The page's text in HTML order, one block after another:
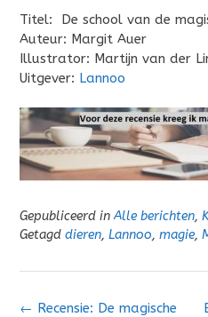
Titel: De school van de
Auteur: Margit Auer
Illustrator: Martijn van der
Uitgever: Lannoo
Gepubliceerd inAlle berichten,
Getagd dieren, Lannoo, magie,
Bericht
← Recensie: De magische